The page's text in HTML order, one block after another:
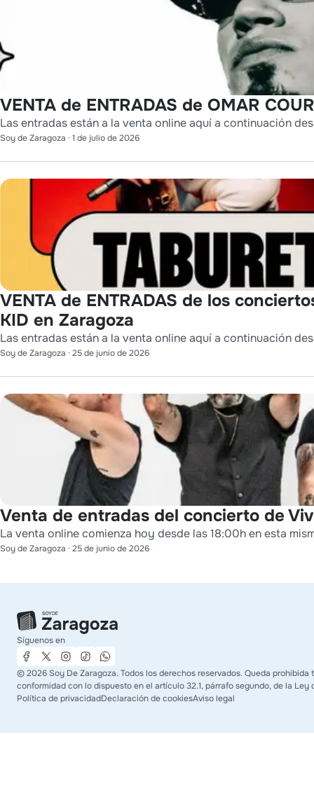
VENTA de ENTRADAS de OMAR
Las entradas están a la venta online aquí a continuación
Soy de Zaragoza · 1 de julio de 2026
VENTA de ENTRADAS de los
KID en Zaragoza
Las entradas están a la venta online aquí a continuación
Soy de Zaragoza · 25 de junio de 2026
Venta de entradas del concierto de
La venta online comienza hoy desde las 18:00h en esta
Soy de Zaragoza · 25 de junio de 2026
Síguenos en
©2026 Soy De Zaragoza. Todos los derechos reservados. Queda
conformidad con lo dispuesto en el artículo 32.1, párrafo segundo, de la Ley
Política de privacidadDeclaración de cookiesAviso legal